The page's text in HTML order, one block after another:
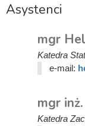
Asystenci
mgr
Katedra
e-mail:
mgr
Katedra